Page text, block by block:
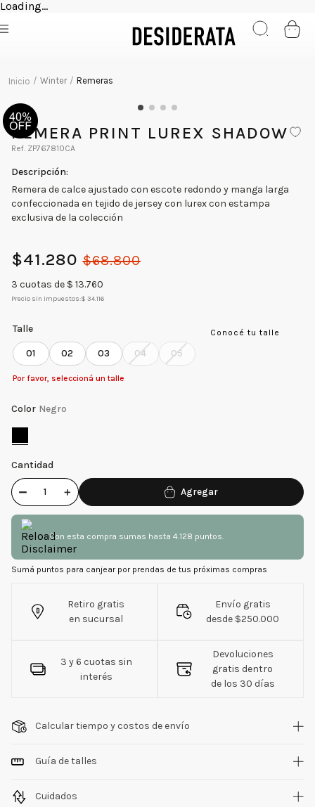
Loading...
Winter Remeras
REMERA PRINT LUREX SHADOW
ZP767810CA
Remera de calce ajustado con escote redondo y manga larga
confeccionada en tejido de jersey con lurex con estampa
exclusiva de la colección
$41.280 $68.800
3 cuotas de $ 13.760
Precio sin impuestos:$ 34.116
Conocé tu talle
Talle
01 02 03 04 05
Por favor, seleccioná un talle
Color Negro
Cantidad
＋
－
Con esta compra sumas hasta 4.128 puntos.
Sumá puntos para canjear por prendas de tus próximas compras
Retiro gratis
en sucursal
Envío gratis
desde $250.000
3 y 6 cuotas sin
interés
Devoluciones
gratis dentro
de los 30 días
Calcular tiempo y costos de envío
Guía de talles
Cuidados